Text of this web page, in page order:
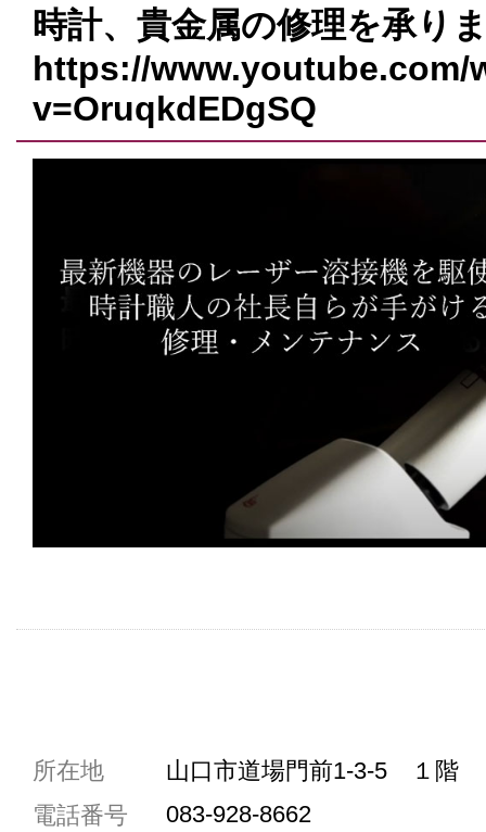
時計、貴金属の修理を承り
https://www.youtube.com/
v=OruqkdEDgSQ
共通駐車券加盟店
所在地
山口市道場門前1-3-5 １階
電話番号
083-928-8662